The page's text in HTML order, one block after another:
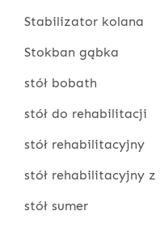
Stabilizator kolana
Stokban gąbka
stół bobath
stół do rehabilitacji
stół rehabilitacyjny
stół rehabilitacyjny
stół sumer